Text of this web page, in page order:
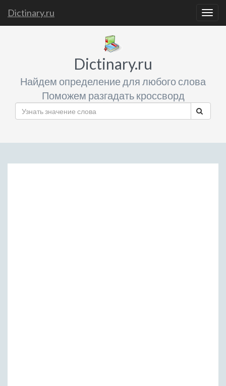
Dictinary.ru
Dictinary.ru
Найдем определение для любого слова
Поможем разгадать кроссворд